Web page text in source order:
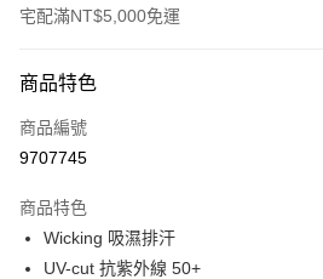
宅配滿NT$5,000免運
信用卡一次付款
LINE Pay
ATM付款
商品特色
商品編號
9707745
商品特色
Wicking 吸濕排汗
UV-cut 抗紫外線 50+